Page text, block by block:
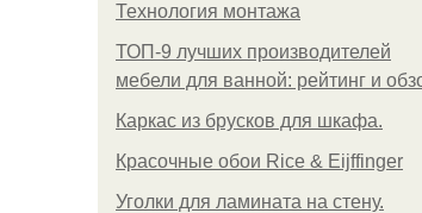
Технология монтажа
ТОП-9 лучших производителей
мебели для ванной: рейтинг и
Каркас из брусков для шкафа.
Красочные обои Rice & Eijffinger
Уголки для ламината на стену.